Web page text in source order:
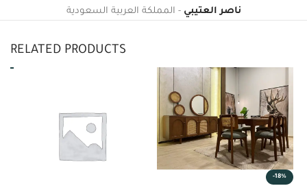
ناصر العتيبي المملكة العربية السعودية
RELATED PRODUCTS
-18%